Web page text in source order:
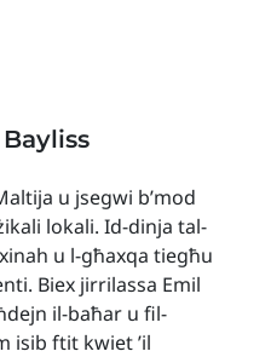
u jsegwi b’mod
lokali. Id-dinja tal-
u l-għaxqa tiegħu
Biex jirrilassa Emil
il-baħar u fil-
isib ftit kwiet ’il